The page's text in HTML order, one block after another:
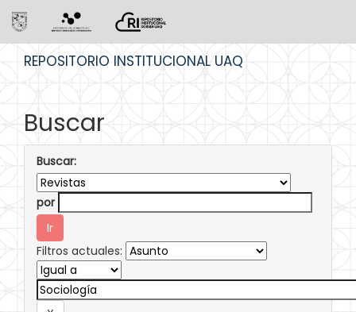
REPOSITORIO INSTITUCIONAL UAQ
Buscar
Buscar:
por
Filtros actuales: